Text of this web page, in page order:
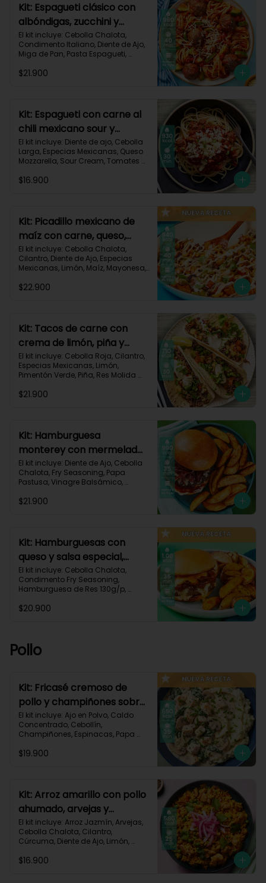
Kit: Espagueti clásico con
albóndigas, zucchini y
parmesano-92
El kit incluye: Cebolla Chalota,
Condimento Italiano, Diente de Ajo,
Miga de Pan, Pasta Espagueti,
Molida (150g/p), Salsa de Tomates
Carbohidratos 90g | Grasas 49g |
Proteínas 45g
$21.900
Kit: Espagueti con carne al
chili mexicano sour y
queso-35
El kit incluye: Diente de ajo, Cebolla
Larga, Especias Mexicanas, Queso
Mozzarella, Sour Cream, Tomates
Molida (150g/p), Receta Impresa.
$16.900
Kit: Picadillo mexicano de
maíz con carne, queso,
criollas y crema de limón-
139
El kit incluye: Cebolla Chalota,
Cilantro, Diente de Ajo, Especias
Mexicanas, Limón, Maíz, Mayonesa,
Mozzarella Rallado, Carne de Res
Grasas 30g | Proteínas 40g
$22.900
Kit: Tacos de carne con
crema de limón, piña y
especias-17
El kit incluye: Cebolla Roja, Cilantro,
Especias Mexicanas, Limón,
Pimentón Verde, Piña, Res Molida
Tortillas de Harina (3/p) y Receta
Proteínas 31g
$21.900
Kit: Hamburguesa
monterey con mermelada
de chalota y mayonesa de
ajo-66
El kit incluye: Diente de Ajo, Cebolla
Chalota, Fry Seasoning, Papa
Pastusa, Vinagre Balsámico,
(125g/p), Pan Hamburguesa, Salsa
Carbohidratos 88g | Grasas 53g |
Proteínas 42g
$21.900
Kit: Hamburguesas con
queso y salsa especial,
papas y cebolla
caramelizada-142
El kit incluye: Cebolla Chalota,
Condimento Fry Seasoning,
Hamburguesa de Res 130g/p,
Hamburguesa brioche, Papa
1080 kcal | Carbohidratos 87g |
$20.900
Pollo
Kit: Fricasé cremoso de
pollo y champiñones sobre
puré de papa y espinacas-
152
El kit incluye: Ajo en Polvo, Caldo
Concentrado, Cebollín,
Champiñones, Espinacas, Papa
Pechuga de Pollo (foto 160g/p),
650 kcal	| Carbohidratos 52g |
Grasas 32g | Proteínas 41g
$19.900
Kit: Arroz amarillo con pollo
ahumado, arvejas y
cilantro-131
El kit incluye: Arroz Jazmín, Arvejas,
Cebolla Chalota, Cilantro,
Cúrcuma, Diente de Ajo, Limón,
160g/p), Tomate, Receta Impresa.
$16.900